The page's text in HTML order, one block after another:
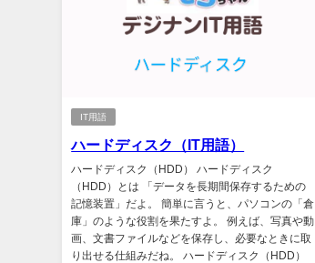
IT用語
ハードディスク（IT用語）
ハードディスク（HDD） ハードディスク
（HDD）とは 「データを長期間保存するための
記憶装置」だよ。 簡単に言うと、パソコンの「倉
庫」のような役割を果たすよ。 例えば、写真や動
画、文書ファイルなどを保存し、必要なときに取
り出せる仕組みだね。 ハードディスク（HDD）